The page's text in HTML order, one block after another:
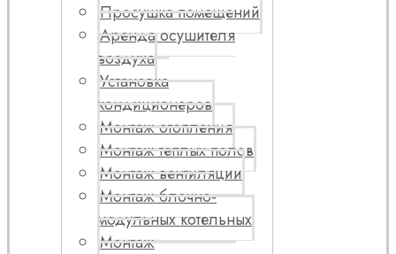
Просушка помещений
Аренда осушителя
воздуха
Установка
кондиционеров
Монтаж отопления
Монтаж теплых полов
Монтаж вентиляции
Монтаж блочно-
модульных котельных
Монтаж